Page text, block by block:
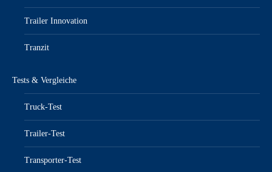
Trailer Innovation
Tranzit
Tests & Vergleiche
Truck-Test
Trailer-Test
Transporter-Test